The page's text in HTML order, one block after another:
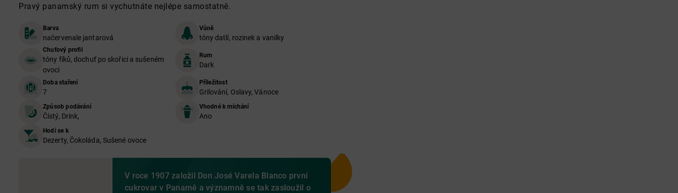
Pravý panamský rum si vychutnáte nejlépe samostatně.
Barva
načervenale jantarová
Vůně
tóny datlí, rozinek a vanilky
Chuťový profil
tóny fíků, dochuť po skořici a sušeném
ovoci
Rum
Dark
Doba staření
7
Příležitost
Grilování, Oslavy, Vánoce
Způsob podávání
Čístý, Drink,
Vhodné k míchání
Ano
Hodí se k
Dezerty, Čokoláda, Sušené ovoce
V roce 1907 založil Don José Varela Blanco první
cukrovar v Panamě a významně se tak zasloužil o